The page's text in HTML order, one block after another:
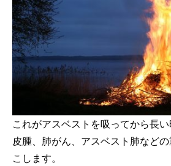
これがアスベストを吸ってから長
皮腫、肺がん、アスベスト肺など
こします。